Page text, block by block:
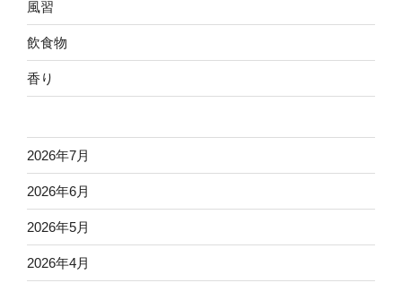
風習
飲食物
香り
2026年7月
2026年6月
2026年5月
2026年4月